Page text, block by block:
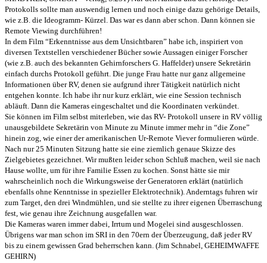
Protokolls sollte man auswendig lernen und noch einige dazu gehörige Details,
wie z.B. die Ideogramm- Kürzel. Das war es dann aber schon. Dann können sie
Remote Viewing durchführen!
In dem Film “Erkenntnisse aus dem Unsichtbaren” habe ich, inspiriert von
diversen Textstellen verschiedener Bücher sowie Aussagen einiger Forscher
(wie z.B. auch des bekannten Gehirnforschers G. Haffelder) unsere Sekretärin
einfach durchs Protokoll geführt. Die junge Frau hatte nur ganz allgemeine
Informationen über RV, denen sie aufgrund ihrer Tätigkeit natürlich nicht
entgehen konnte. Ich habe ihr nur kurz erklärt, wie eine Session technisch
abläuft. Dann die Kameras eingeschaltet und die Koordinaten verkündet.
Sie können im Film selbst miterleben, wie das RV- Protokoll unsere in RV völlig
unausgebildete Sekretärin von Minute zu Minute immer mehr in “die Zone”
hinein zog, wie einer der amerikanischen Ur-Remote Viever formulieren würde.
Nach nur 25 Minuten Sitzung hatte sie eine ziemlich genaue Skizze des
Zielgebietes gezeichnet. Wir mußten leider schon Schluß machen, weil sie nach
Hause wollte, um für ihre Familie Essen zu kochen. Sonst hätte sie mir
wahrscheinlich noch die Wirkungsweise der Generatoren erklärt (natürlich
ebenfalls ohne Kenntnisse in spezieller Elektrotechnik). Anderntags fuhren wir
zum Target, den drei Windmühlen, und sie stellte zu ihrer eigenen Überraschung
fest, wie genau ihre Zeichnung ausgefallen war.
Die Kameras waren immer dabei, Irrtum und Mogelei sind ausgeschlossen.
Übrigens war man schon im SRI in den 70ern der Überzeugung, daß jeder RV
bis zu einem gewissen Grad beherrschen kann. (Jim Schnabel, GEHEIMWAFFE
GEHIRN)